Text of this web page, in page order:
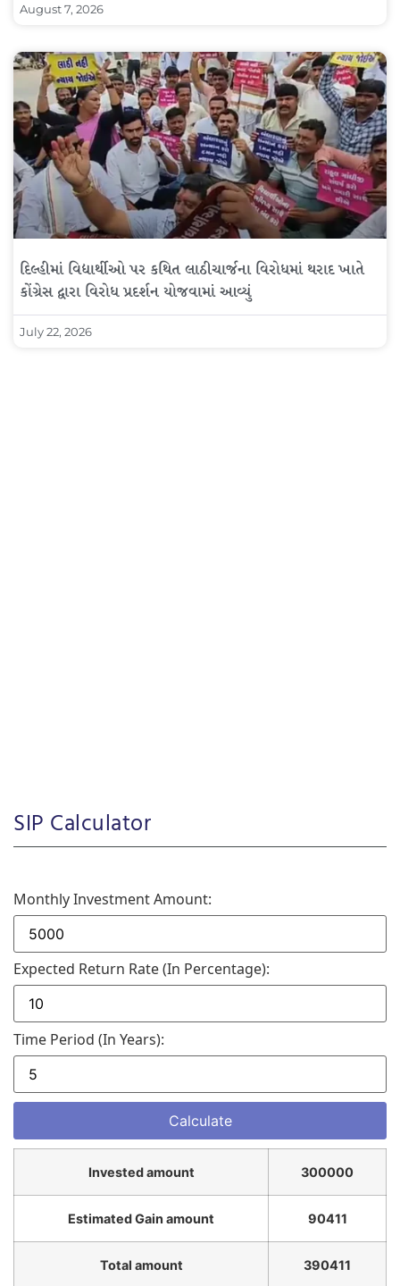
August 7, 2026
દિલ્હીમાં વિદ્યાર્થીઓ પર કથિત લાઠીચાર્જના વિરોધમાં થરાદ ખાતે
કોંગ્રેસ દ્વારા વિરોધ પ્રદર્શન યોજવામાં આવ્યું
July 22, 2026
SIP Calculator
Monthly Investment Amount:
Expected Return Rate (in Percentage):
Time Period (in Years):
Invested amount 300000
Estimated Gain amount 90411
Total amount 390411